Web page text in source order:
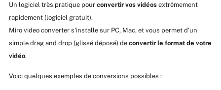
Un logiciel très pratique pour convertir vos vidéosextrêmement
rapidement (logiciel gratuit).
Miro video converter s’installe sur PC, Mac, et vous permet d’un
simple drag and drop (glissé déposé) de convertir le format de votre
vidéo.
Voici quelques exemples de conversions possibles :